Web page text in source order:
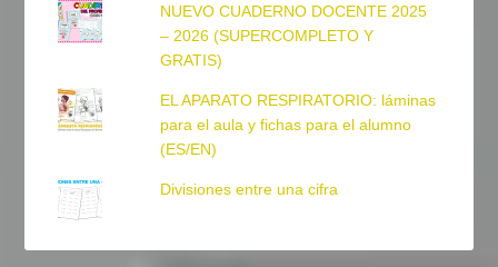
NUEVO CUADERNO DOCENTE 2025
– 2026 (SUPERCOMPLETO Y
GRATIS)
EL APARATO RESPIRATORIO: láminas
para el aula y fichas para el alumno
(ES/EN)
Divisiones entre una cifra